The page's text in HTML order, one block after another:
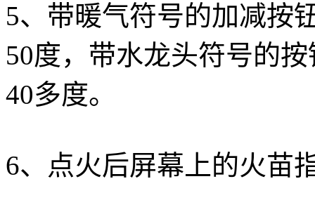
5、带暖气符号的加减按
50度，带水龙头符号的
40多度。
6、点火后屏幕上的火苗